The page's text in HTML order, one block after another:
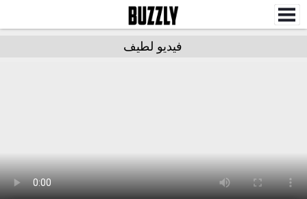
فيديو لطيف